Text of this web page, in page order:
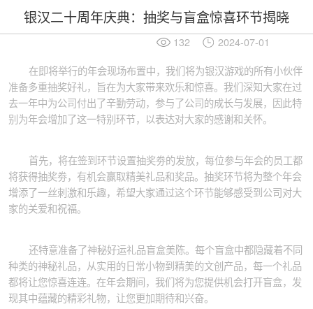
银汉二十周年庆典：抽奖与盲盒惊喜环节揭晓
132 2024-07-01
在即将举行的年会现场布置中，我们将为银汉游戏的所有小伙伴
准备多重抽奖好礼，旨在为大家带来欢乐和惊喜。我们深知大家在过
去一年中为公司付出了辛勤劳动，参与了公司的成长与发展，因此特
别为年会增加了这一特别环节，以表达对大家的感谢和关怀。
首先，将在签到环节设置抽奖劵的发放，每位参与年会的员工都
将获得抽奖劵，有机会赢取精美礼品和奖品。抽奖环节将为整个年会
增添了一丝刺激和乐趣，希望大家通过这个环节能够感受到公司对大
家的关爱和祝福。
还特意准备了神秘好运礼品盲盒美陈。每个盲盒中都隐藏着不同
种类的神秘礼品，从实用的日常小物到精美的文创产品，每一个礼品
都将让您惊喜连连。在年会期间，我们将为您提供机会打开盲盒，发
现其中蕴藏的精彩礼物，让您更加期待和兴奋。